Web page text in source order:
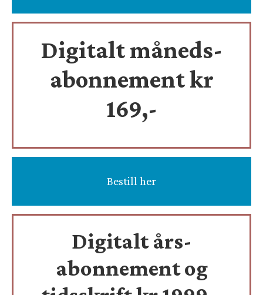
Digitalt måneds-
abonnement kr
169,-
Bestill her
Digitalt års-
abonnement og